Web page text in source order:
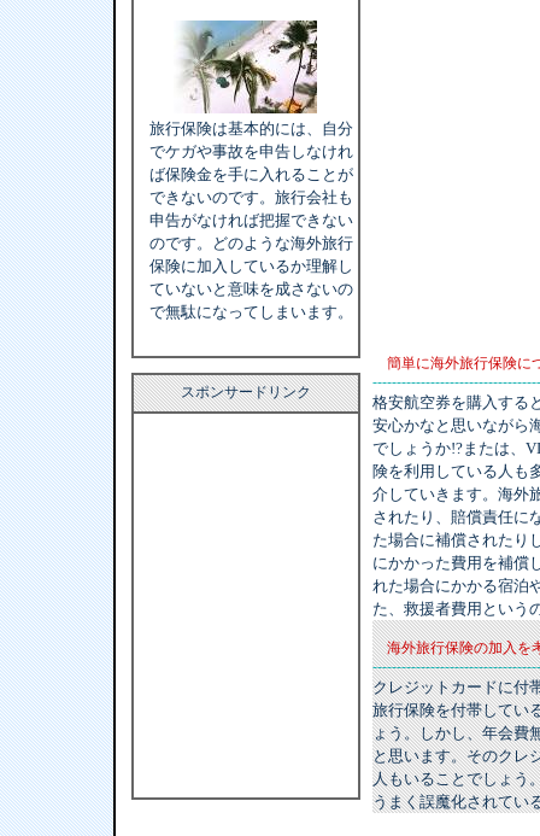
旅行保険は基本的には、自分
でケガや事故を申告しなけれ
ば保険金を手に入れることが
できないのです。旅行会社も
申告がなければ把握できない
のです。どのような海外旅行
保険に加入しているか理解し
ていないと意味を成さないの
で無駄になってしまいます。
スポンサードリンク
簡単に海外旅行保険に
格安航空券を購入する
安心かなと思いながら
でしょうか!?または、
険を利用している人も
介していきます。海外
されたり、賠償責任に
た場合に補償されたり
にかかった費用を補償
れた場合にかかる宿泊
た、救援者費用という
海外旅行保険の加入を
クレジットカードに付
旅行保険を付帯してい
ょう。しかし、年会費
と思います。そのクレ
人もいることでしょう
うまく誤魔化されてい